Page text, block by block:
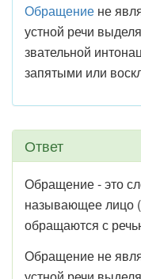
Обращение не
устной речи
звательной
запятыми или
Ответ
Обращение - это
называющее лицо
обращаются с
Обращение не